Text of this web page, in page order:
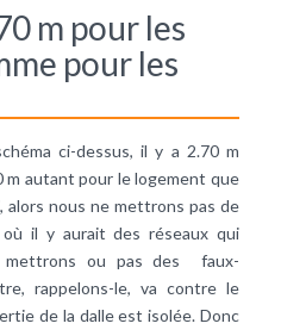
m pour les
pour les
ci-dessus, il y a 2.70 m
m autant pour le logement que
alors nous ne mettrons pas de
il y aurait des réseaux qui
mettrons ou pas des faux-
rappelons-le, va contre le
de la dalle est isolée. Donc